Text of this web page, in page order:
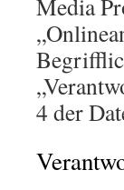
Media
4 der